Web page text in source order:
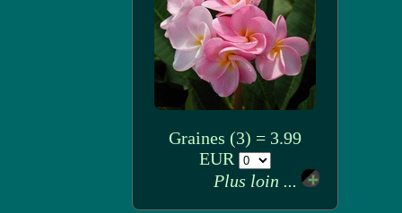
Graines (3) = 3.99
EUR
Plus loin ...